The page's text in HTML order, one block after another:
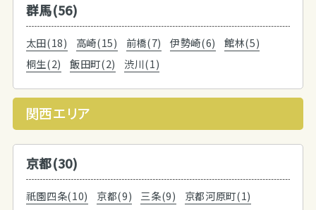
群馬(56)
太田(18) 高崎(15) 前橋(7) 伊勢崎(6)
館林(5)
桐生(2)
飯田町(2) 渋川(1)
関西エリア
京都(30)
祇園四条(10) 京都(9) 三条(9)
京都河原町(1)